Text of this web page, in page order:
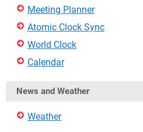
Meeting Planner
Atomic Clock Sync
World Clock
Calendar
News and Weather
Weather